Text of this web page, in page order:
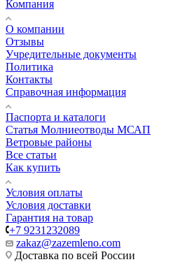
Компания
О компании
Отзывы
Учредительные документы
Политика
Контакты
Справочная информация
Паспорта и каталоги
Статья Молниеотводы МСАП
Ветровые районы
Все статьи
Как купить
Условия оплаты
Условия доставки
Гарантия на товар
+7 9231232089
zakaz@zazemleno.com
Доставка по всей России